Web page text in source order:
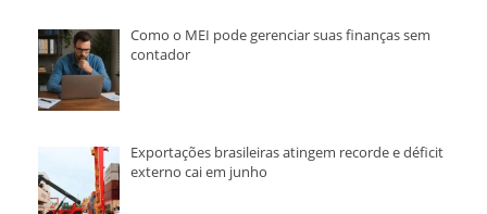
Como o MEI pode gerenciar suas finanças sem
contador
Exportações brasileiras atingem recorde e déficit
externo cai em junho